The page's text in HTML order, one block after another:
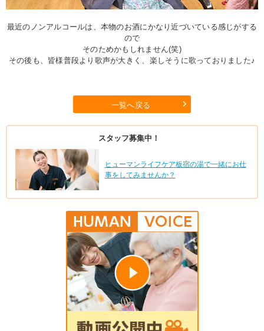
最近のノンアルコールは、本物のお酒にかなり近づいている感じがする
ので
そのためかもしれません(笑)
その後も、皆様普段より歌声が大きく、楽しそうに歌っておりました♪
一覧へ戻る
スタッフ募集中！
ヒューマンライフケア板宿の湯で一緒にお仕
事をしてみませんか？